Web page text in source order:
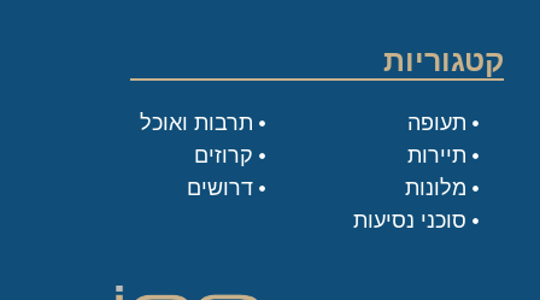
קטגוריות
תעופה
תיירות
מלונות
סוכני נסיעות
תרבות ואוכל
קרוזים
דרושים